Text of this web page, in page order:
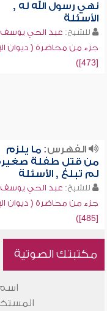
نهي رسول الله له ,
الأسئلة
للشيخ: عبد الحي يوسف
جزء من محاضرة ( ديوان
[473])
الفهرس:ما يلزم
من قتل طفلة
لم تبلغ , الأسئلة
للشيخ: عبد الحي يوسف
جزء من محاضرة ( ديوان
[485])
مكتبتك الصوتية